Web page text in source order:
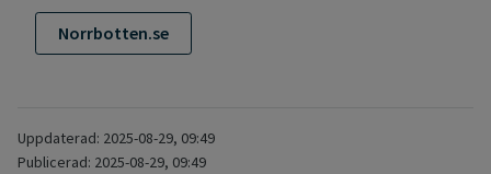
Norrbotten.se
Uppdaterad: 2025-08-29, 09:49
Publicerad: 2025-08-29, 09:49